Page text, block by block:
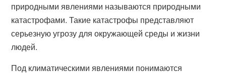
природными явлениями называются природными
катастрофами. Такие катастрофы представляют
серьезную угрозу для окружающей среды и жизни
людей.
Под климатическими явлениями понимаются